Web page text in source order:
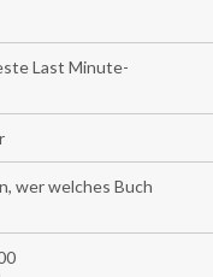
Last Minute-
wer welches Buch